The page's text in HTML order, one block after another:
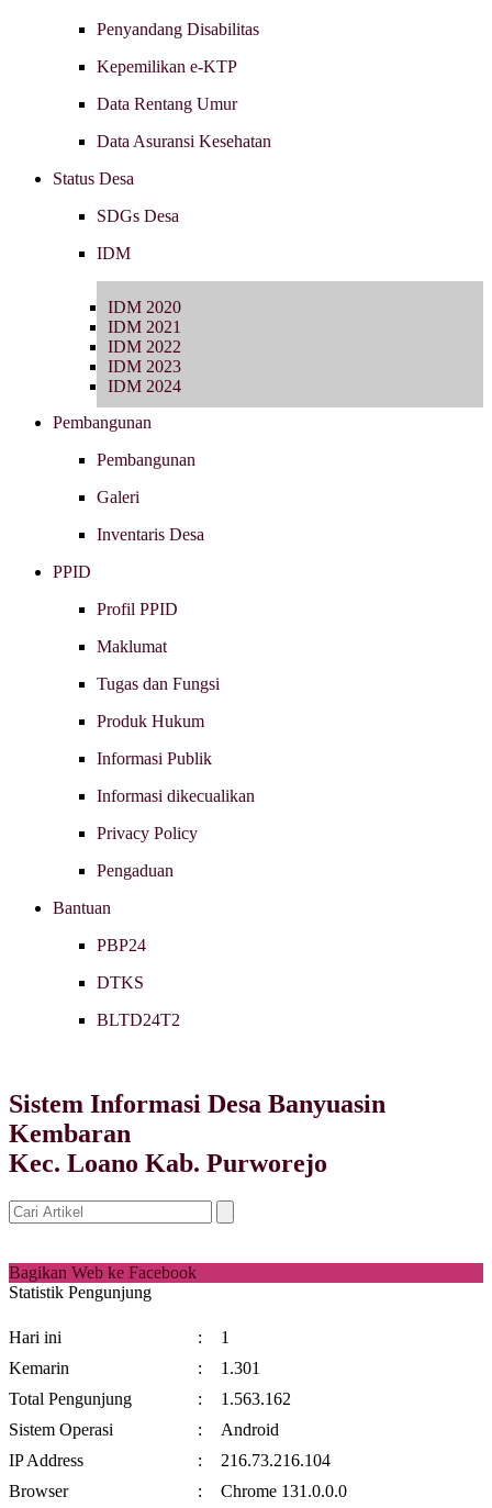
Penyandang Disabilitas
Kepemilikan e-KTP
Data Rentang Umur
Data Asuransi Kesehatan
Status Desa
SDGs Desa
IDM
IDM 2020
IDM 2021
IDM 2022
IDM 2023
IDM 2024
Pembangunan
Pembangunan
Galeri
Inventaris Desa
PPID
Profil PPID
Maklumat
Tugas dan Fungsi
Produk Hukum
Informasi Publik
Informasi dikecualikan
Privacy Policy
Pengaduan
Bantuan
PBP24
DTKS
BLTD24T2
Sistem Informasi Desa Banyuasin
Kembaran
Kec. Loano Kab. Purworejo
Bagikan Web ke Facebook
Statistik Pengunjung
Hari ini :
1
Kemarin
:
1.301
Total Pengunjung
:
1.563.162
Sistem Operasi
:
Android
IP Address
:
216.73.216.104
Browser
: Chrome 131.0.0.0